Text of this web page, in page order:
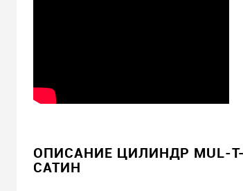
ОПИСАНИЕ ЦИЛИНДР MUL-T-
САТИН